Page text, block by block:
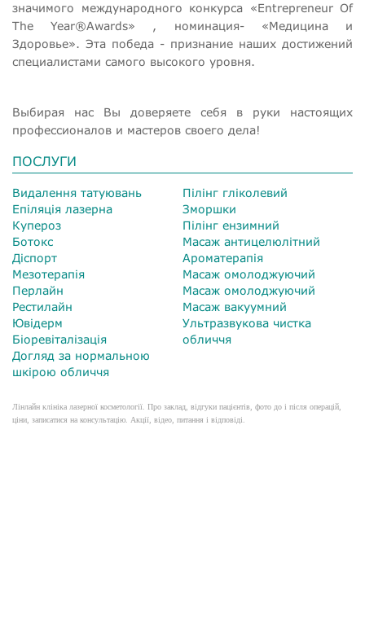
значимого международного конкурса «Entrepreneur Of
The Year®Awards» , номинация- «Медицина и
Здоровье». Эта победа - признание наших достижений
специалистами самого высокого уровня.
Выбирая нас Вы доверяете себя в руки настоящих
профессионалов и мастеров своего дела!
ПОСЛУГИ
Видалення татуювань
Епіляція лазерна
Купероз
Ботокс
Діспорт
Мезотерапія
Перлайн
Рестилайн
Ювідерм
Біоревіталізація
Догляд за нормальною
шкірою обличчя
Пілінг гліколевий
Зморшки
Пілінг ензимний
Масаж антицелюлітний
Ароматерапія
Масаж омолоджуючий
Масаж омолоджуючий
Масаж вакуумний
Ультразвукова чистка
обличчя
Лінлайн клініка лазерної косметології. Про заклад, відгуки пацієнтів, фото до і після операцій,
ціни, записатися на консультацію. Акції, відео, питання і відповіді.